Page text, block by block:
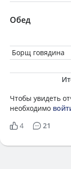
Обед
Борщ говядина
Чтобы увидеть
необходимо
4
21